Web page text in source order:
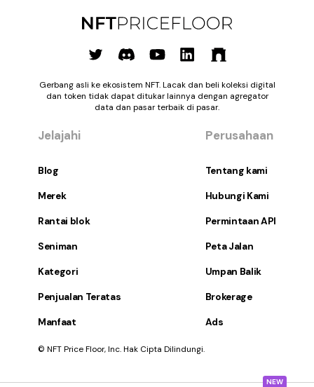
NEW
Gerbang asli ke ekosistem NFT. Lacak dan beli koleksi digital
dan token tidak dapat ditukar lainnya dengan agregator
data dan pasar terbaik di pasar.
Jelajahi
Blog
Merek
Rantai blok
Seniman
Kategori
Penjualan Teratas
Manfaat
Perusahaan
Tentang kami
Hubungi Kami
Permintaan API
Peta Jalan
Umpan Balik
Brokerage
Ads
© NFT Price Floor, Inc. Hak Cipta Dilindungi.